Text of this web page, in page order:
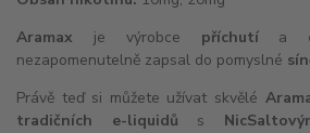
Aramax je výrobce příchutía
nezapomenutelně zapsal do pomyslné
Právě teď si můžete užívat skvělé
tradičních e-liquidů s